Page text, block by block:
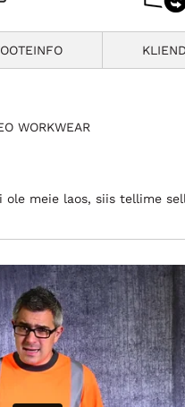
WORKWEAR
meie laos, siis tellime
Leo Workwear on Vimeo